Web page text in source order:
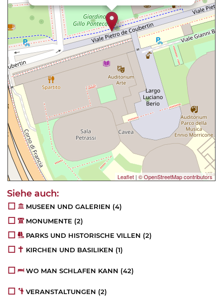
Leaflet | © OpenStreetMap contributors
MUSEEN UND GALERIEN (4)
MONUMENTE (2)
PARKS UND HISTORISCHE VILLEN (2)
KIRCHEN UND BASILIKEN (1)
WO MAN SCHLAFEN KANN (42)
VERANSTALTUNGEN (2)